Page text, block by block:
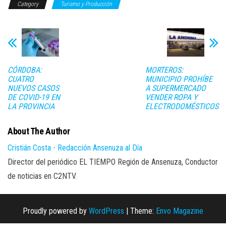
Category Turismo y Producción
CÓRDOBA:
CUATRO
NUEVOS CASOS
DE COVID-19 EN
LA PROVINCIA
MORTEROS:
MUNICIPIO PROHÍBE
A SUPERMERCADO
VENDER ROPA Y
ELECTRODOMÉSTICOS
About The Author
Cristián Costa - Redacción Ansenuza al Día
Director del periódico EL TIEMPO Región de Ansenuza, Conductor
de noticias en C2NTV.
Proudly powered by WordPress | Theme: Envo Magazine